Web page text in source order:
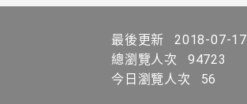
最後更新
2018-07-17
總瀏覽人次
94723
今日瀏覽人次
56